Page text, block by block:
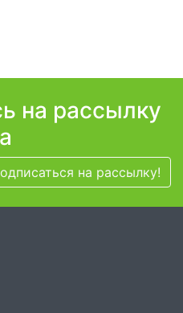
на рассылку
на рассылку!